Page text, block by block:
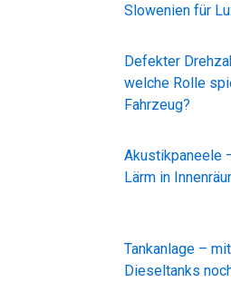
Slowenien für
Defekter
welche Rolle
Fahrzeug?
Akustikpaneele
Lärm in
Tankanlage –
Dieseltanks